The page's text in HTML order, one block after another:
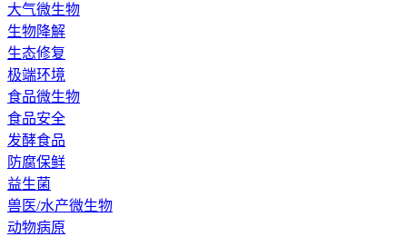
大气微生物
生物降解
生态修复
极端环境
食品微生物
食品安全
发酵食品
防腐保鲜
益生菌
兽医/水产微生物
动物病原